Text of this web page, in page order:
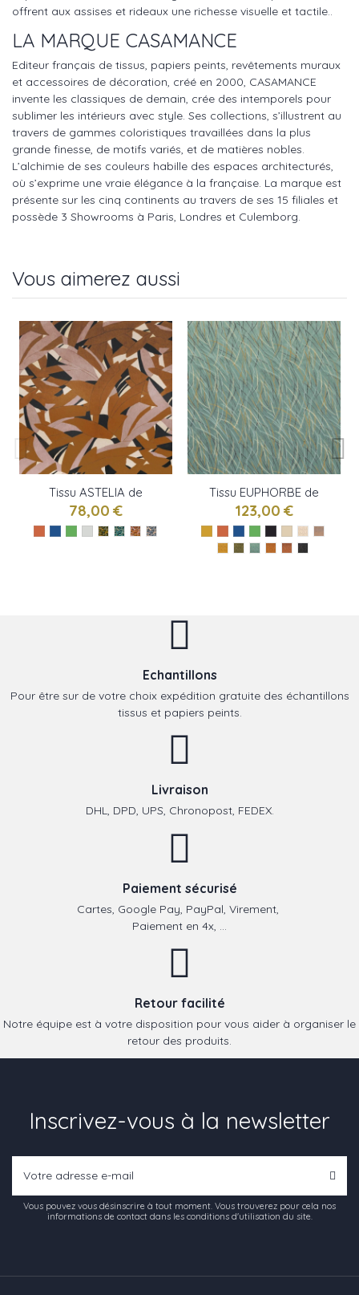
offrent aux assises et rideaux une richesse visuelle et tactile..
LA MARQUE CASAMANCE
Editeur français de tissus, papiers peints, revêtements muraux
et accessoires de décoration, créé en 2000, CASAMANCE
invente les classiques de demain, crée des intemporels pour
sublimer les intérieurs avec style. Ses collections, s’illustrent au
travers de gammes coloristiques travaillées dans la plus
grande finesse, de motifs variés, et de matières nobles.
L’alchimie de ses couleurs habille des espaces architecturés,
où s’exprime une vraie élégance à la française. La marque est
présente sur les cinq continents au travers de ses 15 filiales et
possède 3 Showrooms à Paris, Londres et Culemborg.
Vous aimerez aussi
Tissu ASTELIA de
Casamance
78,00 €
Tissu EUPHORBE de
Casamance
123,00 €
Echantillons
Pour être sur de votre choix expédition gratuite des échantillons
tissus et papiers peints.
Livraison
DHL, DPD, UPS, Chronopost, FEDEX.
Paiement sécurisé
Cartes, Google Pay, PayPal, Virement,
Paiement en 4x, ...
Retour facilité
Notre équipe est à votre disposition pour vous aider à organiser le
retour des produits.
Inscrivez-vous à la newsletter
Vous pouvez vous désinscrire à tout moment. Vous trouverez pour cela nos
informations de contact dans les conditions d'utilisation du site.